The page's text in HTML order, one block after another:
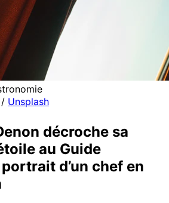
/ Unsplash
décroche sa
au Guide
d’un chef en